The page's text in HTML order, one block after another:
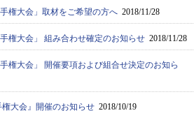
権大会」取材をご希望の方へ 2018/11/28
権大会」 組み合わせ確定のお知らせ 2018/11/28
権大会」 開催要項および組合せ決定のお知ら
権大会』開催のお知らせ 2018/10/19